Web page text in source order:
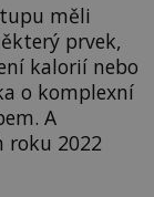
měli
prvek,
kalorií nebo
o komplexní
A
roku 2022